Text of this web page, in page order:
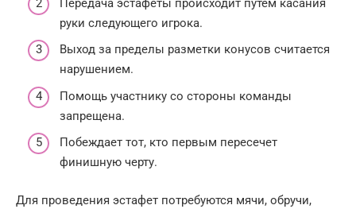
руки следующего игрока.
Выход за пределы разметки конусов считается
нарушением.
Помощь участнику со стороны команды
запрещена.
Побеждает тот, кто первым пересечет
финишную черту.
Для проведения эстафет потребуются мячи, обручи,